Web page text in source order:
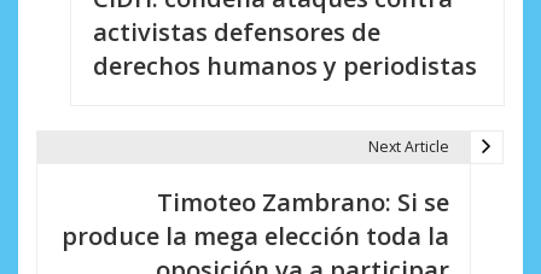
activistas defensores de
derechos humanos y periodistas
Next Article
Timoteo Zambrano: Si se
produce la mega elección toda la